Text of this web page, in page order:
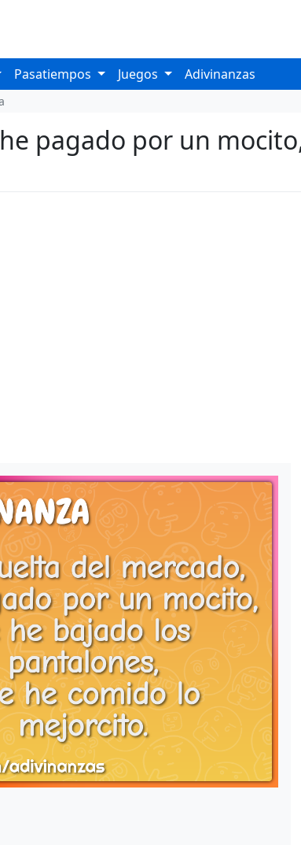
Pasatiempos Juegos Adivinanzas
pagado por un